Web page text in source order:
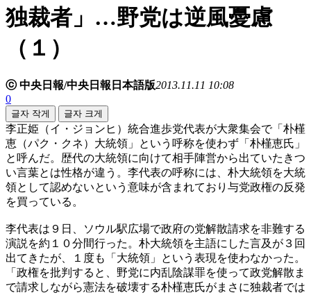
独裁者」…野党は逆風憂慮
（１）
ⓒ 中央日報/中央日報日本語版2013.11.11 10:08
0
글자 작게 글자 크게
李正姫（イ・ジョンヒ）統合進歩党代表が大衆集会で「朴槿
恵（パク・クネ）大統領」という呼称を使わず「朴槿恵氏」
と呼んだ。歴代の大統領に向けて相手陣営から出ていたきつ
い言葉とは性格が違う。李代表の呼称には、朴大統領を大統
領として認めないという意味が含まれており与党政権の反発
を買っている。
李代表は９日、ソウル駅広場で政府の党解散請求を非難する
演説を約１０分間行った。朴大統領を主語にした言及が３回
出てきたが、１度も「大統領」という表現を使わなかった。
「政権を批判すると、野党に内乱陰謀罪を使って政党解散ま
で請求しながら憲法を破壊する朴槿恵氏がまさに独裁者では